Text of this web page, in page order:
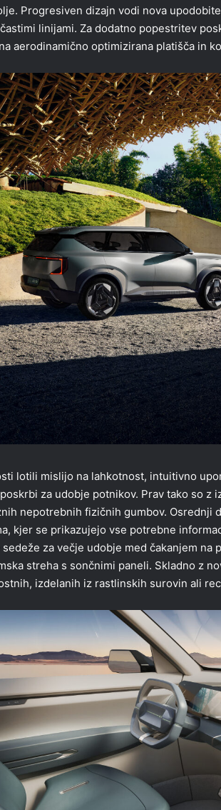
Progresiven dizajn vodi nova
linijami. Za dodatno popestritev
aerodinamično optimizirana platišča in
lotili mislijo na lahkotnost, intuitivno
za udobje potnikov. Prav tako so z
nepotrebnih fizičnih gumbov. Osrednji
kjer se prikazujejo vse potrebne
za večje udobje med čakanjem na
streha s sončnimi paneli. Skladno z
izdelanih iz rastlinskih surovin ali